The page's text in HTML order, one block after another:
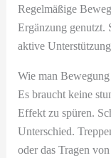
Regelmäßige
Ergänzung genutzt.
aktive
Wie man
Es braucht keine
Effekt zu spüren.
Unterschied.
oder das Tragen